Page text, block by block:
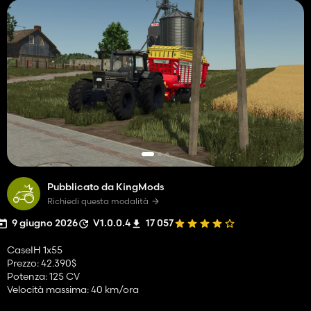
Pubblicato da KingMods
Richiedi questa modalità
9 giugno 2026 V1.0.0.4 17 057
CaseIH 1x55
Prezzo: 42.390$
Potenza: 125 CV
Velocità massima: 40 km/ora